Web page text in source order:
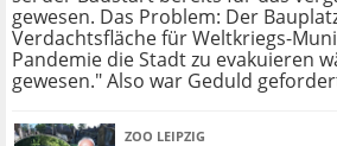
gewesen. Das Problem: Der
Verdachtsfläche für Weltkriegs-
Pandemie die Stadt zu evakuieren
gewesen." Also war Geduld
ZOO LEIPZIG